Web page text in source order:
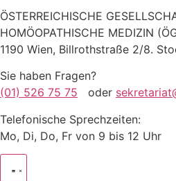
ÖSTERREICHISCHE
HOMÖOPATHISCHE MEDIZIN
1190 Wien, Billrothstraße 2/8.
Sie haben Fragen?
(01) 526 75 75 oder
Telefonische Sprechzeiten:
Mo, Di, Do, Fr von 9 bis 12 Uhr